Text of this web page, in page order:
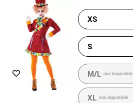
XS
S
M/L non disponibile
XL non disponibile